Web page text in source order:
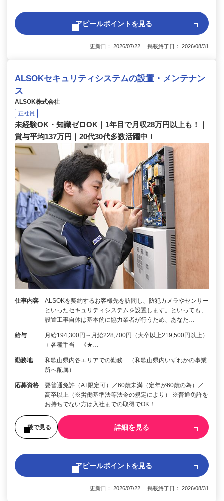
アピールポイントを見る
更新日： 2026/07/22 掲載終了日： 2026/08/31
ALSOKセキュリティシステムの設置・メンテナン
ス
ALSOK株式会社
正社員
未経験OK・知識ゼロOK｜1年目で月収28万円以上も！｜
賞与平均137万円｜20代30代多数活躍中！
仕事内容
ALSOKを契約するお客様先を訪問し、防犯カメラやセンサー
といったセキュリティシステムを設置します。といっても、
設置工事自体は基本的に協力業者が行うため、あなた…
給与
月給194,300円～月給228,700円（大卒以上219,500円以上）
＋各種手当 《★…
勤務地
和歌山県内各エリアでの勤務 （和歌山県内いずれかの事業
所へ配属）
応募資格
要普通免許（AT限定可）／60歳未満（定年が60歳の為）／
高卒以上（※労働基準法等法令の規定により） ※普通免許を
お持ちでない方は入社までの取得でOK！
後で見る 詳細を見る
アピールポイントを見る
更新日： 2026/07/22 掲載終了日： 2026/08/31